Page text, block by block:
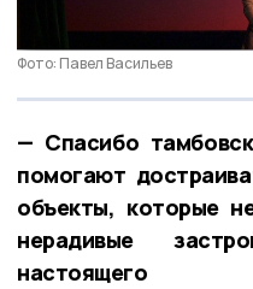
Фото: Павел Васильев
— Спасибо
помогают
объекты, которые
нерадивые
настоящего